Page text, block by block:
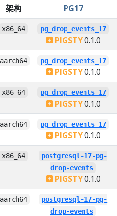
架构 PG17
x86_64 pg_drop_events_17
PIGSTY0.1.0
aarch64 pg_drop_events_17
PIGSTY0.1.0
x86_64 pg_drop_events_17
PIGSTY0.1.0
aarch64 pg_drop_events_17
PIGSTY0.1.0
x86_64
postgresql-17-pg-
drop-events
PIGSTY0.1.0
aarch64
postgresql-17-pg-
drop-events